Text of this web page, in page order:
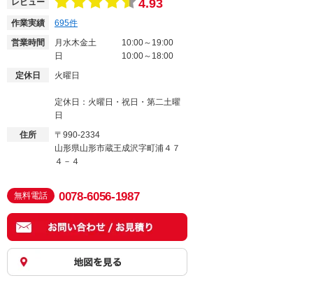
レビュー 4.93
作業実績 695件
営業時間
月水木金土
10:00～19:00
日
10:00～18:00
定休日
火曜日
定休日：火曜日・祝日・第二土曜
日
住所
〒990-2334
山形県山形市蔵王成沢字町浦４７
４－４
無料電話 0078-6056-1987